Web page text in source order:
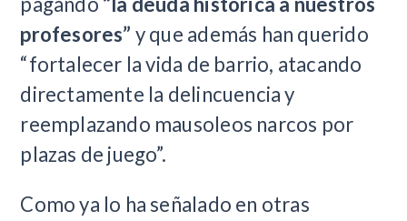
profesores” y que además han querido
“fortalecer la vida de barrio, atacando
directamente la delincuencia y
reemplazando mausoleos narcos por
plazas de juego”.
Como ya lo ha señalado en otras